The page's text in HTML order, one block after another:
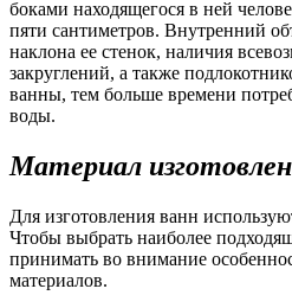
боками находящегося в ней
пяти сантиметров. Внутренний
наклона ее стенок, наличия
закруглений, а также
ванны, тем больше времени
воды.
Материал
Для изготовления ванн
Чтобы выбрать наиболее
принимать во внимание
материалов.